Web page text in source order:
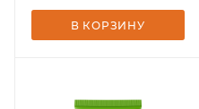
В КОРЗИНУ